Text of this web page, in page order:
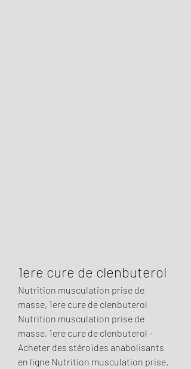
1ere cure de clenbuterol
Nutrition musculation prise de
masse, 1ere cure de clenbuterol
Nutrition musculation prise de
masse, 1ere cure de clenbuterol -
Acheter des stéroïdes anabolisants
en ligne Nutrition musculation prise.